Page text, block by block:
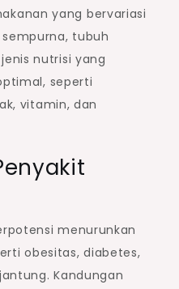
yang bervariasi
tubuh
nutrisi yang
seperti
vitamin, dan
menurunkan
obesitas, diabetes,
Kandungan